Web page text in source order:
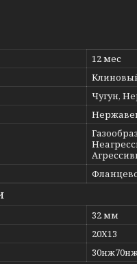
12 мес
Чугун,
32 мм
20Х13